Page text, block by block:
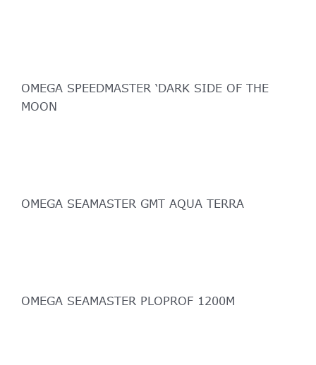
OMEGA SPEEDMASTER ‘DARK SIDE OF THE
MOON
OMEGA SEAMASTER GMT AQUA TERRA
OMEGA SEAMASTER PLOPROF 1200M